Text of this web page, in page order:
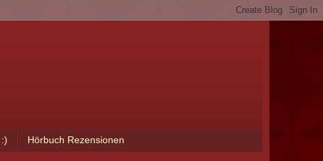
Hörbuch Rezensionen